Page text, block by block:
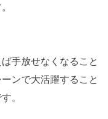
手放せなくなること
ンで大活躍すること
。